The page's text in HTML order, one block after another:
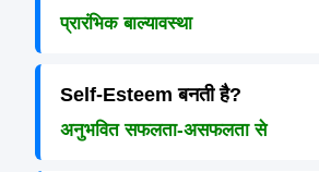
प्रारंभिक बाल्यावस्था
Self-Esteem बनती है?
अनुभवित सफलता-असफलता से